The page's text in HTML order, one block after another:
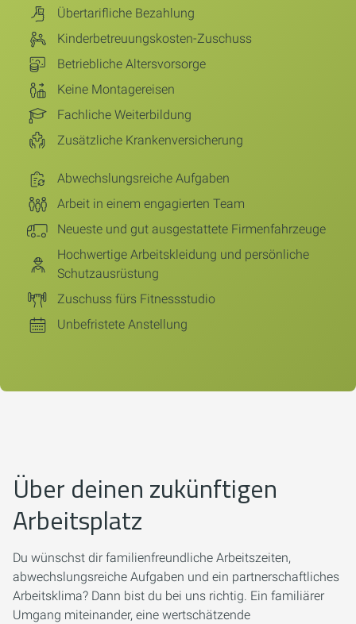
Übertarifliche Bezahlung
Kinderbetreuungskosten-Zuschuss
Betriebliche Altersvorsorge
Keine Montagereisen
Fachliche Weiterbildung
Zusätzliche Krankenversicherung
Abwechslungsreiche Aufgaben
Arbeit in einem engagierten Team
Neueste und gut ausgestattete Firmenfahrzeuge
Hochwertige Arbeitskleidung und persönliche
Schutzausrüstung
Zuschuss fürs Fitnessstudio
Unbefristete Anstellung
Über deinen zukünftigen
Arbeitsplatz
Du wünschst dir familienfreundliche Arbeitszeiten,
abwechslungsreiche Aufgaben und ein partnerschaftliches
Arbeitsklima? Dann bist du bei uns richtig. Ein familiärer
Umgang miteinander, eine wertschätzende